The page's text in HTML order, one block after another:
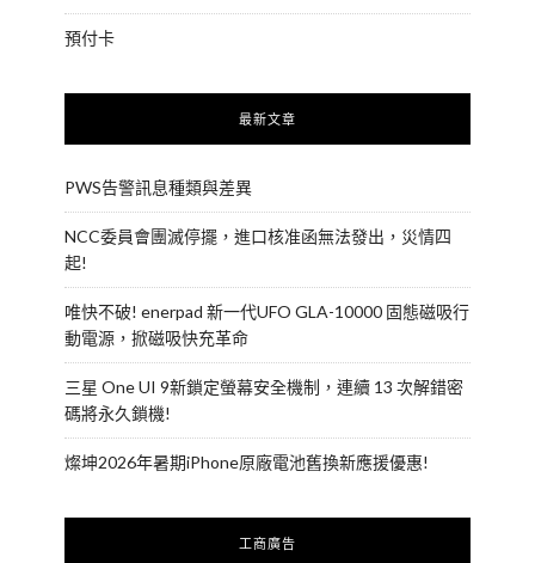
預付卡
最新文章
PWS告警訊息種類與差異
NCC委員會團滅停擺，進口核准函無法發出，災情四
起!
唯快不破! enerpad 新一代UFO GLA-10000 固態磁吸行
動電源，掀磁吸快充革命
三星 One UI 9新鎖定螢幕安全機制，連續 13 次解錯密
碼將永久鎖機!
燦坤2026年暑期iPhone原廠電池舊換新應援優惠!
工商廣告